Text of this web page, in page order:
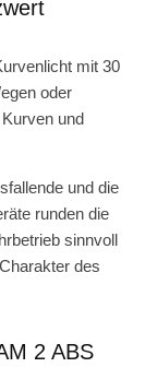
mit 30
oder
und
und die
runden die
sinnvoll
des
2 ABS